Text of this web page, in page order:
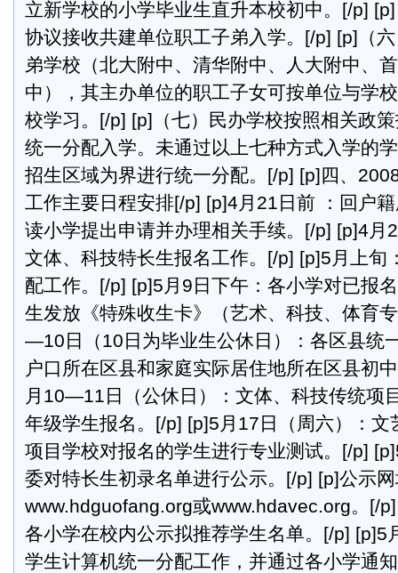
立新学校的小学毕业生直升本校初中。[/p]
协议接收共建单位职工子弟入学。[/p] [p]（
弟学校（北大附中、清华附中、人大附中、
中），其主办单位的职工子女可按单位与学
校学习。[/p] [p]（七）民办学校按照相关政
统一分配入学。未通过以上七种方式入学的
招生区域为界进行统一分配。[/p] [p]四、
工作主要日程安排[/p] [p]4月21日前 ：回户
读小学提出申请并办理相关手续。[/p] [p]4月
文体、科技特长生报名工作。[/p] [p]5月上旬
配工作。[/p] [p]5月9日下午：各小学对已报
生发放《特殊收生卡》（艺术、科技、体育
—10日（10日为毕业生公休日）：各区县统
户口所在区县和家庭实际居住地所在区县初
月10—11日（公休日）：文体、科技传统项
年级学生报名。[/p] [p]5月17日（周六）：文
项目学校对报名的学生进行专业测试。[/p]
委对特长生初录名单进行公示。[/p] [p]公示
www.hdguofang.org或www.hdavec.org。[/
各小学在校内公示拟推荐学生名单。[/p] [p]5
学生计算机统一分配工作，并通过各小学通